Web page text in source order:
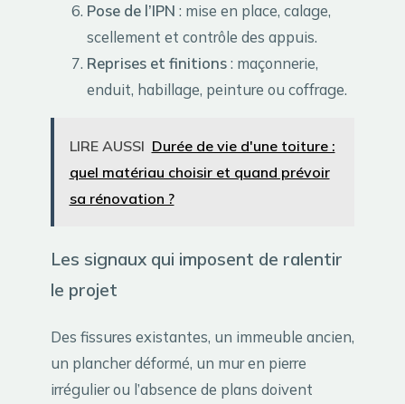
Pose de l’IPN : mise en place, calage,
scellement et contrôle des appuis.
Reprises et finitions: maçonnerie,
enduit, habillage, peinture ou coffrage.
LIRE AUSSI Durée de vie d'une toiture :
quel matériau choisir et quand prévoir
sa rénovation ?
Les signaux qui imposent de ralentir
le projet
Des fissures existantes, un immeuble ancien,
un plancher déformé, un mur en pierre
irrégulier ou l’absence de plans doivent